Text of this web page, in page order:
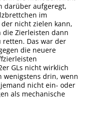
darüber aufgeregt,
im
nicht zielen kann,
die Zierleisten dann
Das war der
die neuere
GLs nicht wirklich
wenigstens drin, wenn
nicht ein- oder
als mechanische